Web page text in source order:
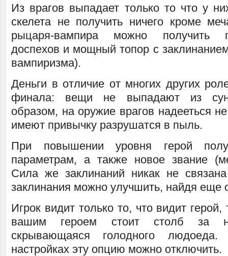
Из врагов выпадает только то что у
скелета не получить ничего кроме
рыцаря-вампира можно получить
доспехов и мощный топор с
вампиризма).
Деньги в отличие от многих других
финала: вещи не выпадают из
образом, на оружие врагов надееться
имеют привычку разрушатся в пыль.
При повышении уровня герой
параметрам, а также новое звание
Сила же заклинаний никак не
заклинания можно улучшить, найдя еще
Игрок видит только то, что видит
вашим героем стоит столб за
скрывающаяся голодного
настройках эту опцию можно отключить.